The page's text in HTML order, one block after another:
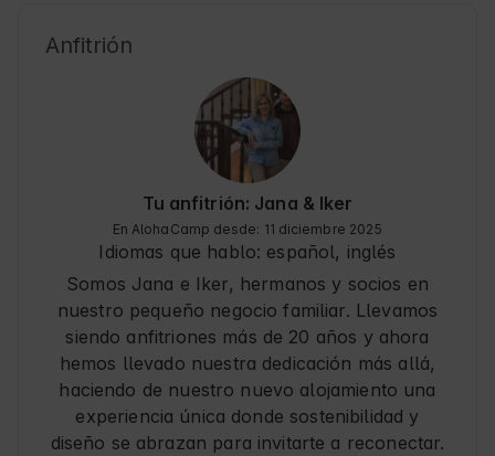
Anfitrión
Tu anfitrión: Jana & Iker
En AlohaCamp desde: 11 diciembre 2025
Idiomas que hablo: español, inglés
Somos Jana e Iker, hermanos y socios en
nuestro pequeño negocio familiar. Llevamos
siendo anfitriones más de 20 años y ahora
hemos llevado nuestra dedicación más allá,
haciendo de nuestro nuevo alojamiento una
experiencia única donde sostenibilidad y
diseño se abrazan para invitarte a reconectar.